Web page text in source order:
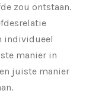
zou ontstaan.
individueel
manier in
juiste manier